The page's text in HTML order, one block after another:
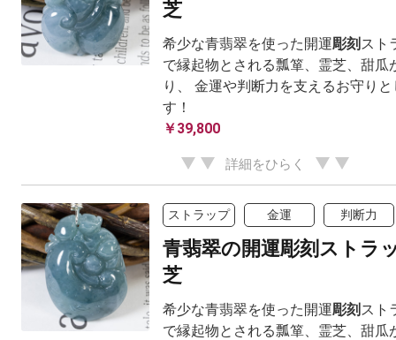
芝
希少な青翡翠を使った開運彫刻 スト
で縁起物とされる瓢箪、霊芝、甜瓜
り、 金運や判断力を支えるお守り
す！
￥39,800
詳細をひらく
ストラップ 金運 判断力
青翡翠の開運彫刻ストラ
芝
希少な青翡翠を使った開運彫刻 スト
で縁起物とされる瓢箪、霊芝、甜瓜